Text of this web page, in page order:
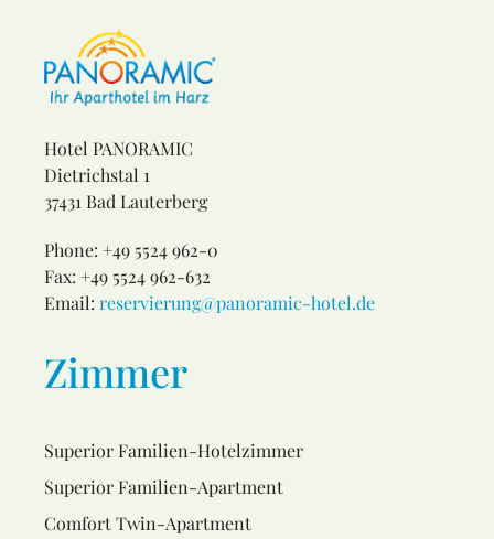
Hotel PANORAMIC
Dietrichstal 1
37431 Bad Lauterberg
Phone: +49 5524 962-0
Fax: +49 5524 962-632
Email: reservierung@panoramic-hotel.de
Zimmer
Superior Familien-Hotelzimmer
Superior Familien-Apartment
Comfort Twin-Apartment